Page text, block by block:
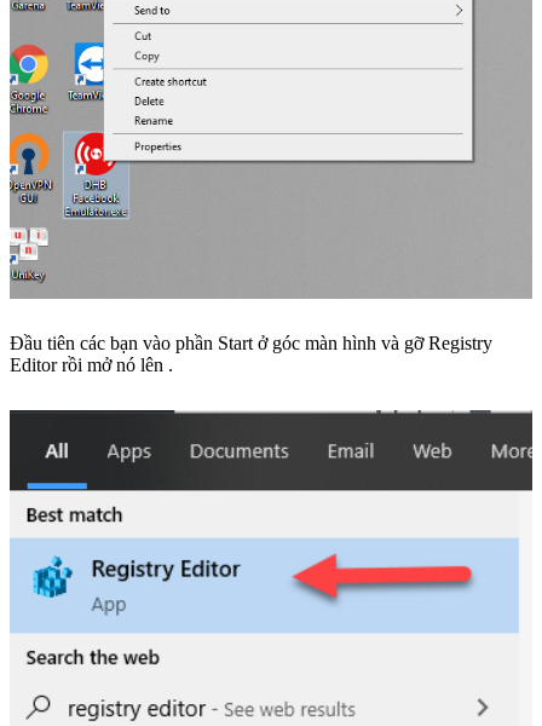
Đầu tiên các bạn vào phần Start ở góc màn hình và gỡ Registry
Editor rồi mở nó lên .